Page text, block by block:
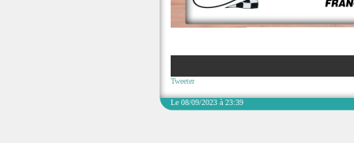
Tweeter
Le 08/09/2023 à 23:39